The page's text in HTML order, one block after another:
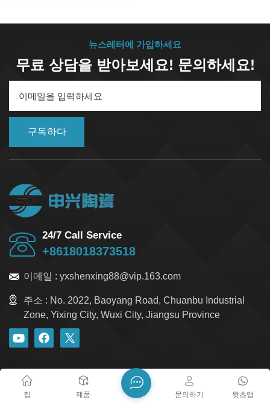
뉴스레터에 가입하세요
무료 상담을 받아보세요! 문의하세요!
구독하다
24/7 Call Service
+8618018373518
이메일 : yxshenxing88@vip.163.com
주소 : No. 2022, Baoyang Road, Chuanbu Industrial
Zone, Yixing City, Wuxi City, Jiangsu Province
Xml 개인정보 보호정책
사이트맵
저작권 @ 2026 Yixing Shenxing Technology Co., Ltd. 모든 권리
집 제품 왓츠앱
문의하기